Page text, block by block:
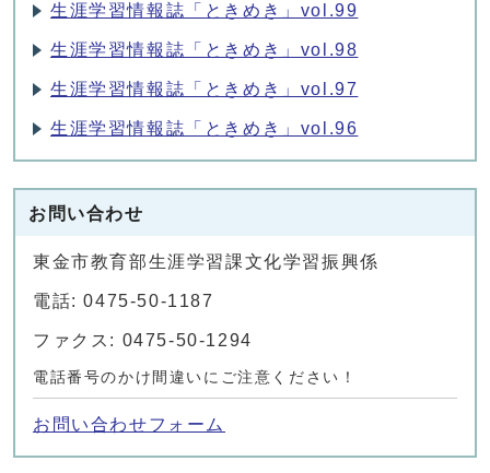
生涯学習情報誌「ときめき」vol.99
生涯学習情報誌「ときめき」vol.98
生涯学習情報誌「ときめき」vol.97
生涯学習情報誌「ときめき」vol.96
お問い合わせ
東金市教育部生涯学習課文化学習振興係
電話: 0475-50-1187
ファクス: 0475-50-1294
電話番号のかけ間違いにご注意ください！
お問い合わせフォーム